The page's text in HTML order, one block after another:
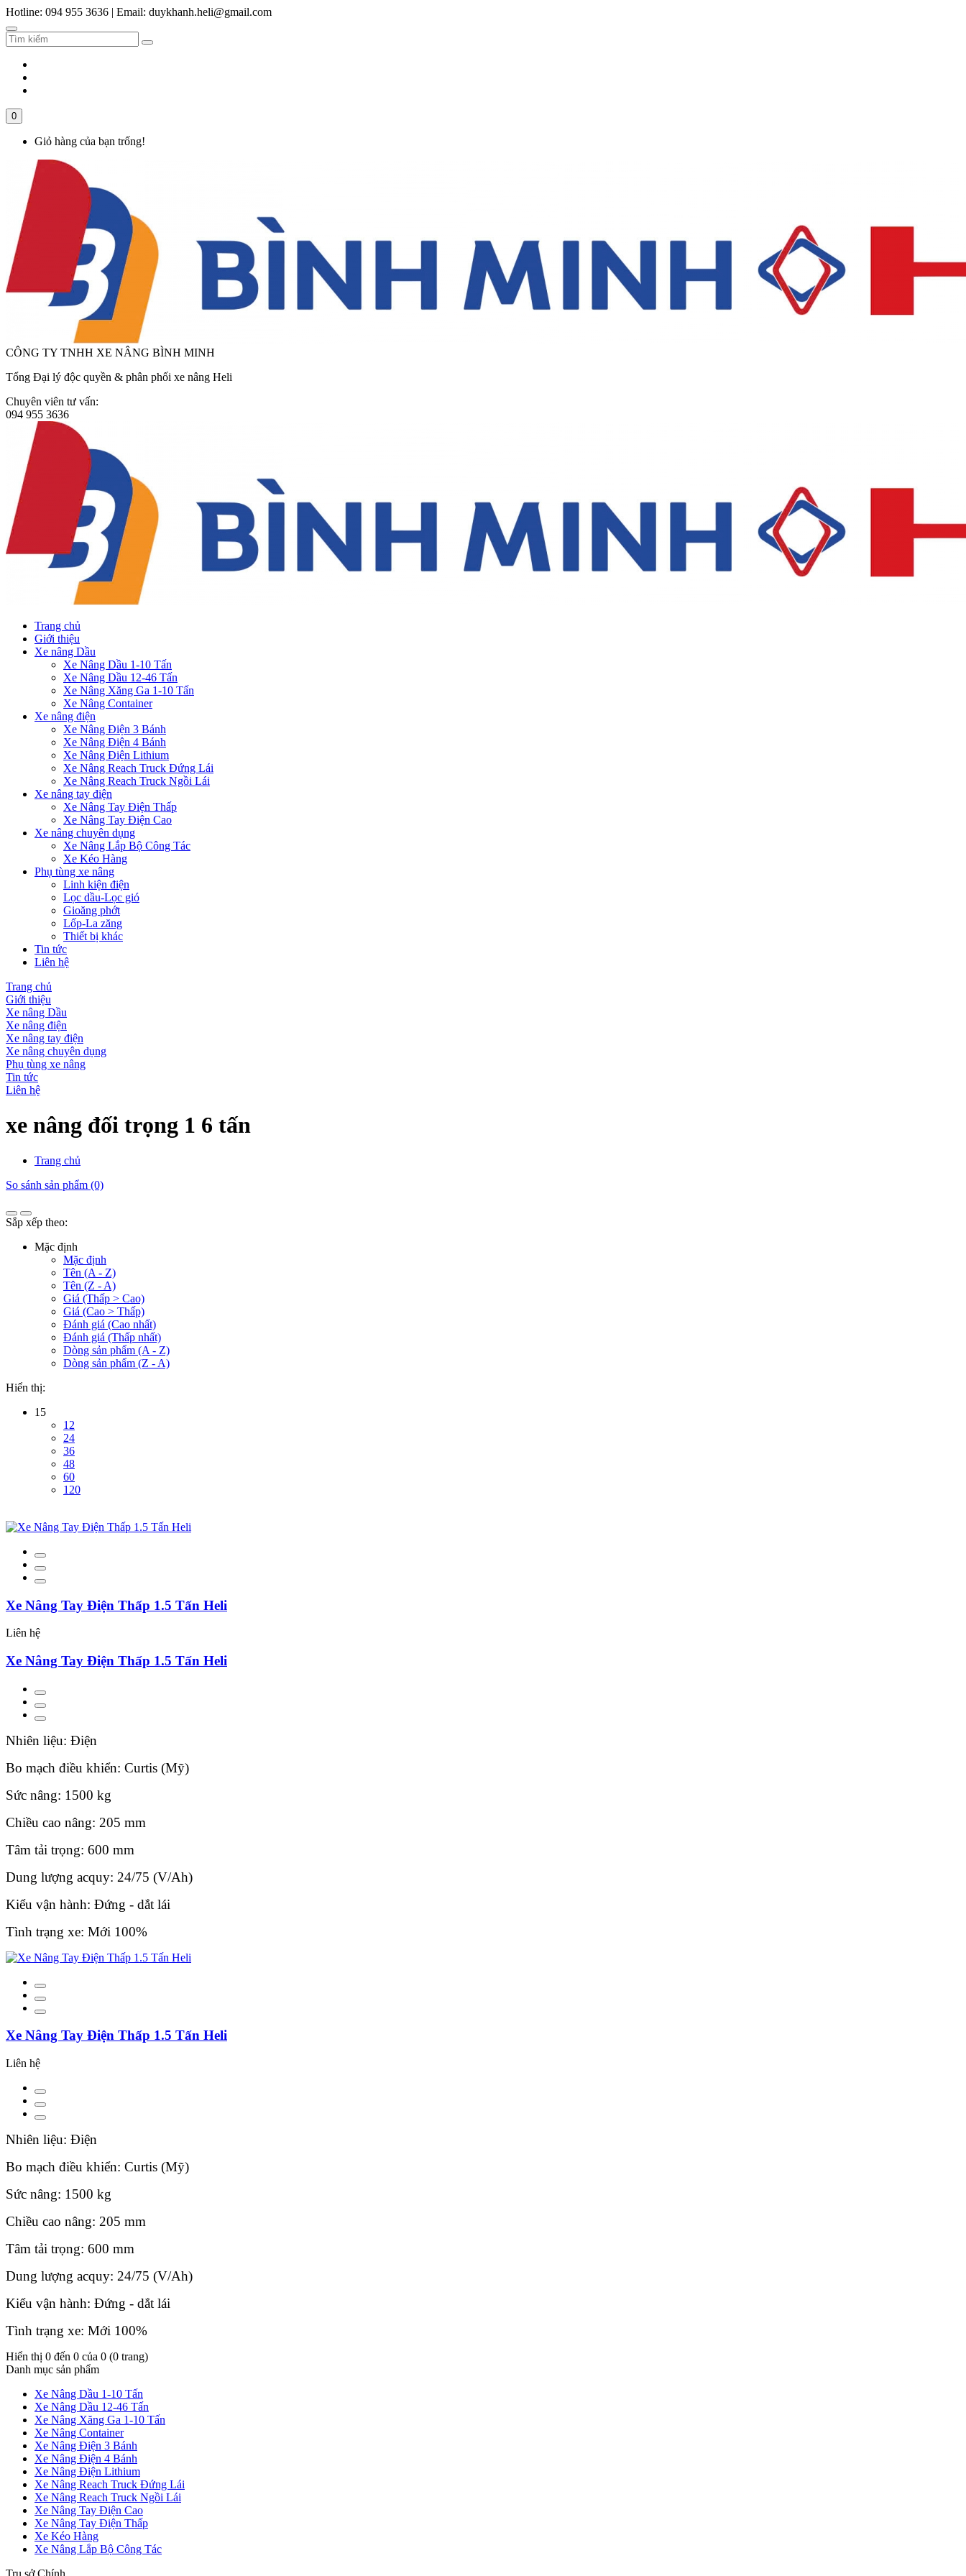
Hotline: 094 955 3636 | Email: duykhanh.heli@gmail.com
0
Giỏ hàng của bạn trống!
CÔNG TY TNHH XE NÂNG BÌNH MINH
Tổng Đại lý độc quyền & phân phối xe nâng Heli
Chuyên viên tư vấn:
094 955 3636
Trang chủ
Giới thiệu
Xe nâng Dầu
Xe Nâng Dầu 1-10 Tấn
Xe Nâng Dầu 12-46 Tấn
Xe Nâng Xăng Ga 1-10 Tấn
Xe Nâng Container
Xe nâng điện
Xe Nâng Điện 3 Bánh
Xe Nâng Điện 4 Bánh
Xe Nâng Điện Lithium
Xe Nâng Reach Truck Đứng Lái
Xe Nâng Reach Truck Ngồi Lái
Xe nâng tay điện
Xe Nâng Tay Điện Thấp
Xe Nâng Tay Điện Cao
Xe nâng chuyên dụng
Xe Nâng Lắp Bộ Công Tác
Xe Kéo Hàng
Phụ tùng xe nâng
Linh kiện điện
Lọc dầu-Lọc gió
Gioăng phớt
Lốp-La zăng
Thiết bị khác
Tin tức
Liên hệ
Trang chủ
Giới thiệu
Xe nâng Dầu
Xe nâng điện
Xe nâng tay điện
Xe nâng chuyên dụng
Phụ tùng xe nâng
Tin tức
Liên hệ
xe nâng đối trọng 1 6 tấn
Trang chủ
So sánh sản phẩm (0)
Sắp xếp theo:
Mặc định
Mặc định
Tên (A - Z)
Tên (Z - A)
Giá (Thấp > Cao)
Giá (Cao > Thấp)
Đánh giá (Cao nhất)
Đánh giá (Thấp nhất)
Dòng sản phẩm (A - Z)
Dòng sản phẩm (Z - A)
Hiển thị:
15
12
24
36
48
60
120
Xe Nâng Tay Điện Thấp 1.5 Tấn Heli
Liên hệ
Xe Nâng Tay Điện Thấp 1.5 Tấn Heli
Nhiên liệu: Điện
Bo mạch điều khiển: Curtis (Mỹ)
Sức nâng: 1500 kg
Chiều cao nâng: 205 mm
Tâm tải trọng: 600 mm
Dung lượng acquy: 24/75 (V/Ah)
Kiểu vận hành: Đứng - dắt lái
Tình trạng xe: Mới 100%
Xe Nâng Tay Điện Thấp 1.5 Tấn Heli
Liên hệ
Nhiên liệu: Điện
Bo mạch điều khiển: Curtis (Mỹ)
Sức nâng: 1500 kg
Chiều cao nâng: 205 mm
Tâm tải trọng: 600 mm
Dung lượng acquy: 24/75 (V/Ah)
Kiểu vận hành: Đứng - dắt lái
Tình trạng xe: Mới 100%
Hiển thị 0 đến 0 của 0 (0 trang)
Danh mục sản phẩm
Xe Nâng Dầu 1-10 Tấn
Xe Nâng Dầu 12-46 Tấn
Xe Nâng Xăng Ga 1-10 Tấn
Xe Nâng Container
Xe Nâng Điện 3 Bánh
Xe Nâng Điện 4 Bánh
Xe Nâng Điện Lithium
Xe Nâng Reach Truck Đứng Lái
Xe Nâng Reach Truck Ngồi Lái
Xe Nâng Tay Điện Cao
Xe Nâng Tay Điện Thấp
Xe Kéo Hàng
Xe Nâng Lắp Bộ Công Tác